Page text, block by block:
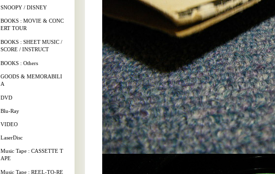
SNOOPY / DISNEY
BOOKS : MOVIE & CONC
ERT TOUR
BOOKS : SHEET MUSIC /
SCORE / INSTRUCT
BOOKS : Others
GOODS & MEMORABILI
A
DVD
Blu-Ray
VIDEO
LaserDisc
Music Tape : CASSETTE T
APE
Music Tape : REEL-TO-RE